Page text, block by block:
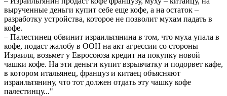
вырученные деньги купит себе еще кофе, а на остаток –
разработку устройства, которое не позволит мухам падать в
кофе.
– Палестинец обвинит израильтянина в том, что муха упала в
кофе, подаст жалобу в ООН на акт агрессии со стороны
Израиля, возьмет у Евросоюза кредит на покупку новой
чашки кофе. На эти деньги купит взрывчатку и подорвет кафе,
в котором итальянец, француз и китаец объясняют
израильтянину, что тот должен отдать эту чашку кофе
палестинцу..."